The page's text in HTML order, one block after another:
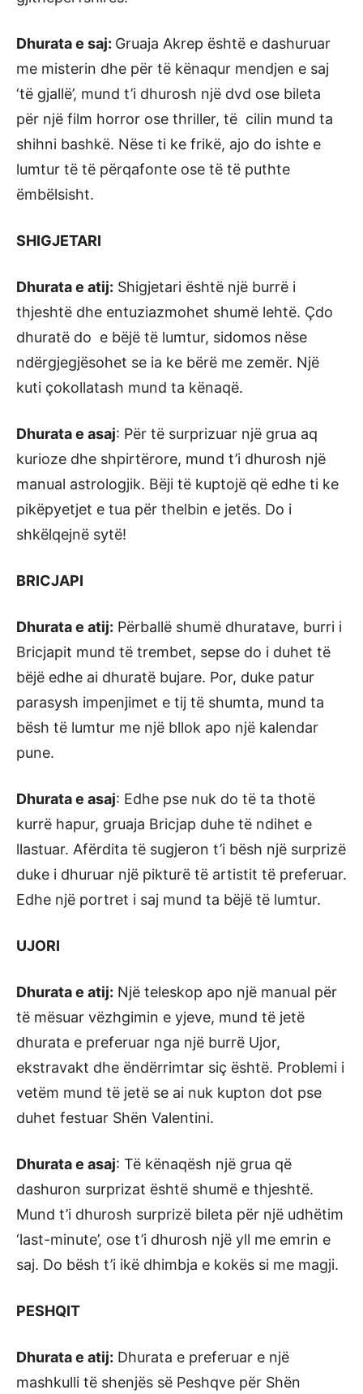
Dhurata e saj: Gruaja Akrep është e dashuruar
me misterin dhe për të kënaqur mendjen e saj
‘të gjallë’, mund t’i dhurosh një dvd ose bileta
për një film horror ose thriller, të cilin mund ta
shihni bashkë. Nëse ti ke frikë, ajo do ishte e
lumtur të të përqafonte ose të të puthte
ëmbëlsisht.
SHIGJETARI
Dhurata e atij: Shigjetari është një burrë i
thjeshtë dhe entuziazmohet shumë lehtë. Çdo
dhuratë do e bëjë të lumtur, sidomos nëse
ndërgjegjësohet se ia ke bërë me zemër. Një
kuti çokollatash mund ta kënaqë.
Dhurata e asaj: Për të surprizuar një grua aq
kurioze dhe shpirtërore, mund t’i dhurosh një
manual astrologjik. Bëji të kuptojë që edhe ti ke
pikëpyetjet e tua për thelbin e jetës. Do i
shkëlqejnë sytë!
BRICJAPI
Dhurata e atij: Përballë shumë dhuratave, burri i
Bricjapit mund të trembet, sepse do i duhet të
bëjë edhe ai dhuratë bujare. Por, duke patur
parasysh impenjimet e tij të shumta, mund ta
bësh të lumtur me një bllok apo një kalendar
pune.
Dhurata e asaj: Edhe pse nuk do të ta thotë
kurrë hapur, gruaja Bricjap duhe të ndihet e
llastuar. Afërdita të sugjeron t’i bësh një surprizë
duke i dhuruar një pikturë të artistit të preferuar.
Edhe një portret i saj mund ta bëjë të lumtur.
UJORI
Dhurata e atij: Një teleskop apo një manual për
të mësuar vëzhgimin e yjeve, mund të jetë
dhurata e preferuar nga një burrë Ujor,
ekstravakt dhe ëndërrimtar siç është. Problemi i
vetëm mund të jetë se ai nuk kupton dot pse
duhet festuar Shën Valentini.
Dhurata e asaj: Të kënaqësh një grua që
dashuron surprizat është shumë e thjeshtë.
Mund t’i dhurosh surprizë bileta për një udhëtim
‘last-minute’, ose t’i dhurosh një yll me emrin e
saj. Do bësh t’i ikë dhimbja e kokës si me magji.
PESHQIT
Dhurata e atij: Dhurata e preferuar e një
mashkulli të shenjës së Peshqve për Shën